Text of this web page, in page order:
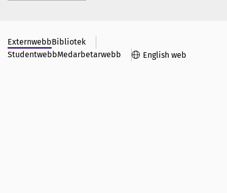
ExternwebbBibliotek
StudentwebbMedarbetarwebb English web